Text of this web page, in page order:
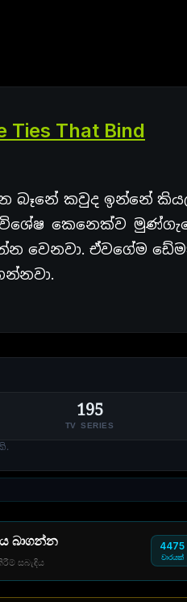
Ties That Bind
කවුද ඉන්නේ
කෙනෙක්ව
වෙනවා. ඒවගේම
195
TV SERIES
බාගන්න
සබැඳිය
4475
වාරයක්